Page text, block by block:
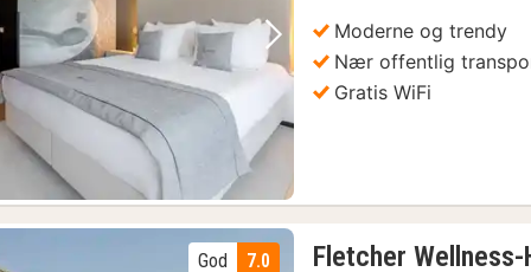
Forrige bilde Neste bilde
Moderne og trendy
Nær offentlig
Gratis WiFi
7.0
God Fletcher